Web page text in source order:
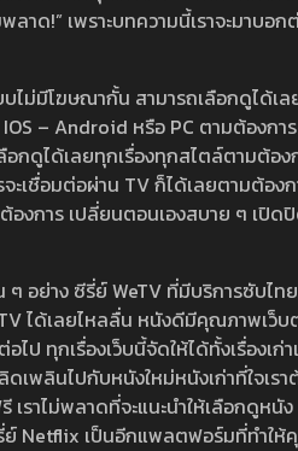
ลาด!” เพราะบทความนี้เราจะมาบ
ไม่มีโฆษณากั้น สามารถเลือกดูได้
IOS – Android หรือ PC ตามต้อง
กดูได้เลยทุกเรื่องทุกสไตล์ตามต้อ
เชื่อมต่อผ่าน TV ก็ได้เลยตามต้อ
องการ เปลี่ยนตอนเองสบาย ๆ เปิ
อย่าง ซีรี่ย์ WeTV ที่มีบริการซับไท
ได้เลยไหลลื่น หนังดีมีคุณภาพเว็บ
ป ทุกเรื่องเว็บนี้จัดให้ได้ทั้งเรื่องเ
เพลินไปกับหนังใหม่หนังเก่าที่ใจเ
ราไม่พลาดที่จะแนะนำให้เลือกดูห
ย์ Netflix เป็นอีกแพลตฟอร์มที่ทำใ